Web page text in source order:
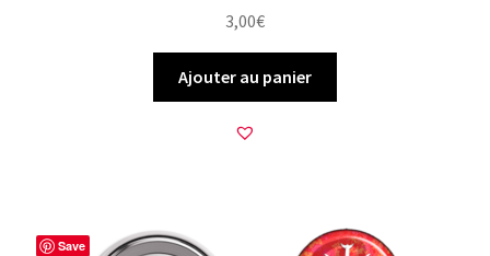
3,00€
Ajouter au panier
Save